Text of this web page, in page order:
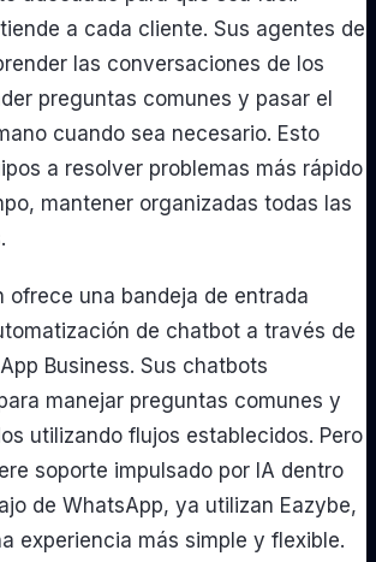
a cada cliente. Sus agentes de
las conversaciones de los
preguntas comunes y pasar el
cuando sea necesario. Esto
a resolver problemas más rápido
mantener organizadas todas las
ofrece una bandeja de entrada
de chatbot a través de
Business. Sus chatbots
manejar preguntas comunes y
utilizando flujos establecidos. Pero
soporte impulsado por IA dentro
de WhatsApp, ya utilizan Eazybe,
experiencia más simple y flexible.